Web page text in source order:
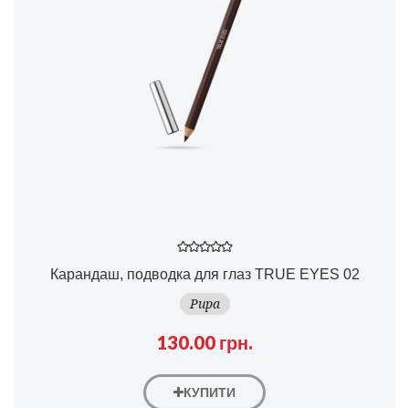
Карандаш, подводка для глаз TRUE EYES 02
Pupa
130.00 грн.
КУПИТИ